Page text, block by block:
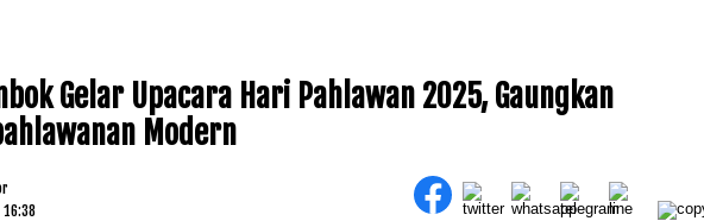
Gelar Upacara Hari Pahlawan 2025, Gaungkan
Modern
16:38